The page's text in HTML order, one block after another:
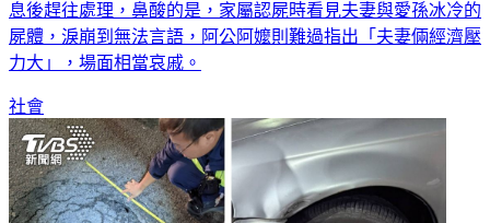
息後趕往處理，鼻酸的是，家屬認屍時看見夫妻與愛孫冰冷的
屍體，淚崩到無法言語，阿公阿嬤則難過指出「夫妻倆經濟壓
力大」，場面相當哀戚。
社會